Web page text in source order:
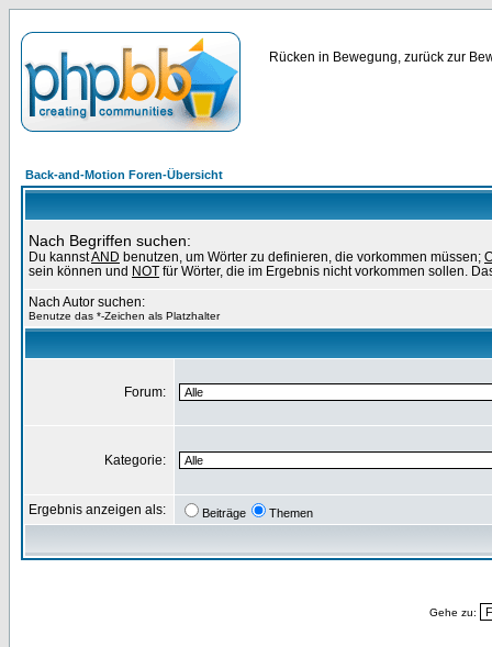
Rücken in Bewegung, zurück zur
Back-and-Motion Foren-Übersicht
Nach Begriffen suchen:
Du kannstAND benutzen, um Wörter zu definieren, die vorkommen müssen;
sein können und NOT für Wörter, die im Ergebnis nicht vorkommen sollen.
Nach Autor suchen:
Benutze das *-Zeichen als Platzhalter
Forum:
Kategorie:
Ergebnis anzeigen als: Beiträge Themen
Gehe zu: